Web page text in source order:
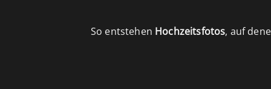
So entstehen Hochzeitsfotos, auf